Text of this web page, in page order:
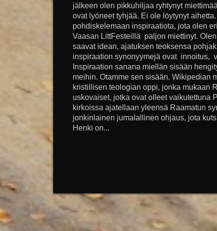
jälkeen olen pikkuhiljaa ryhtynyt
ovat lyöneet tyhjää. Ei ole löytynyt
pohdiskelemaan inspiraatiota, jota olen
Vaasan LittFesteillä paljon miettinyt.
saavat idean, ajatuksen teoksensa
inspiraation synonyymejä ovat innoitus,
Inspiraation sanana miellän sisään
meihin. Otamme sen sisään. Wikipedian
kristillisen teologian oppi, jonka mukaan
uskovaiset, jotka ovat olleet vaikutettuna
kirkoissa ajatellaan yleensä Raamatun
jonkinlainen jumalallinen ohjaus, jota
Henki on...